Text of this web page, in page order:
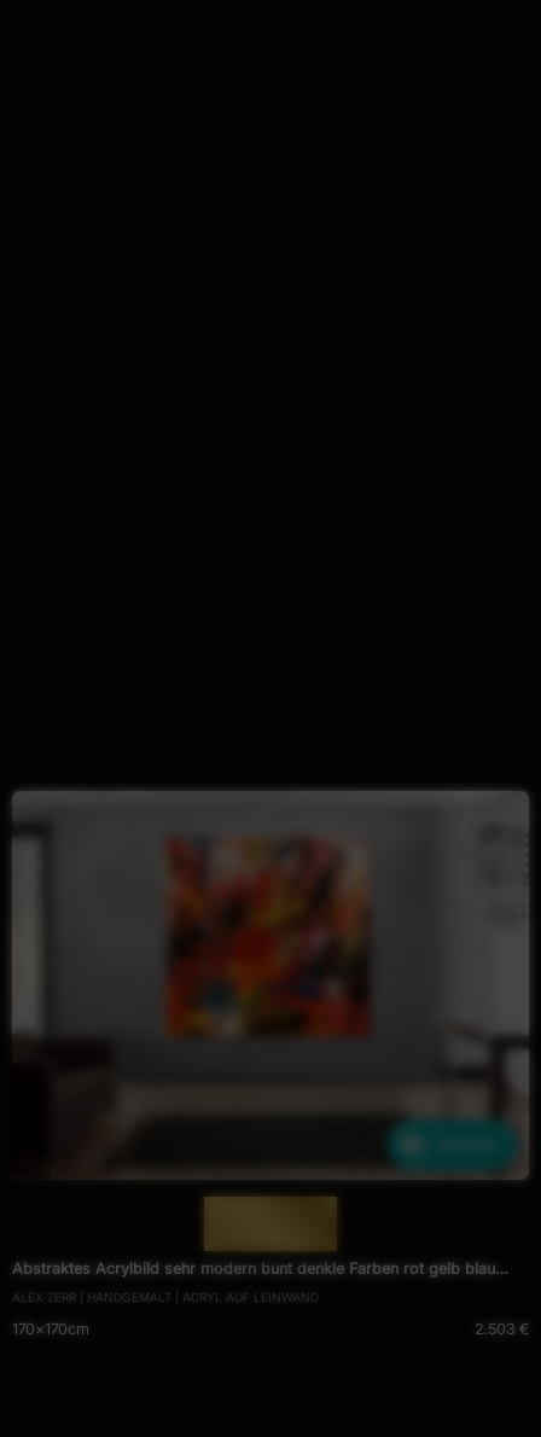
Abstraktes Acrylbild sehr modern bunt denkle Farben rot gelb blau
weiß schwarz
ALEX ZERR | HANDGEMALT | ACRYL AUF LEINWAND
170×170cm 2.503 €